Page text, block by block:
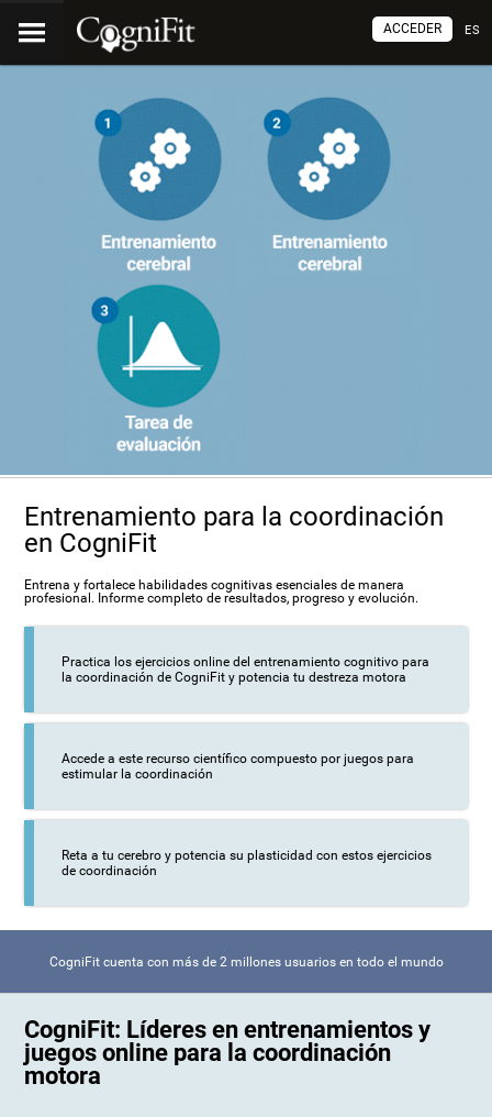
ES
ACCEDER
Entrenamiento para la coordinación
en CogniFit
Entrena y fortalece habilidades cognitivas esenciales de manera
profesional. Informe completo de resultados, progreso y evolución.
Practica los ejercicios online del entrenamiento cognitivo para
la coordinación de CogniFit y potencia tu destreza motora
Accede a este recurso científico compuesto por juegos para
estimular la coordinación
Reta a tu cerebro y potencia su plasticidad con estos ejercicios
de coordinación
CogniFit cuenta con más de 2 millones usuarios en todo el mundo
CogniFit: Líderes en entrenamientos y
juegos online para la coordinación
motora